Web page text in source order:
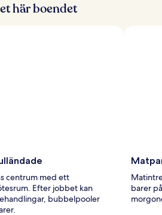
här boendet
centrum med ett
Efter jobbet kan
bubbelpooler
barer